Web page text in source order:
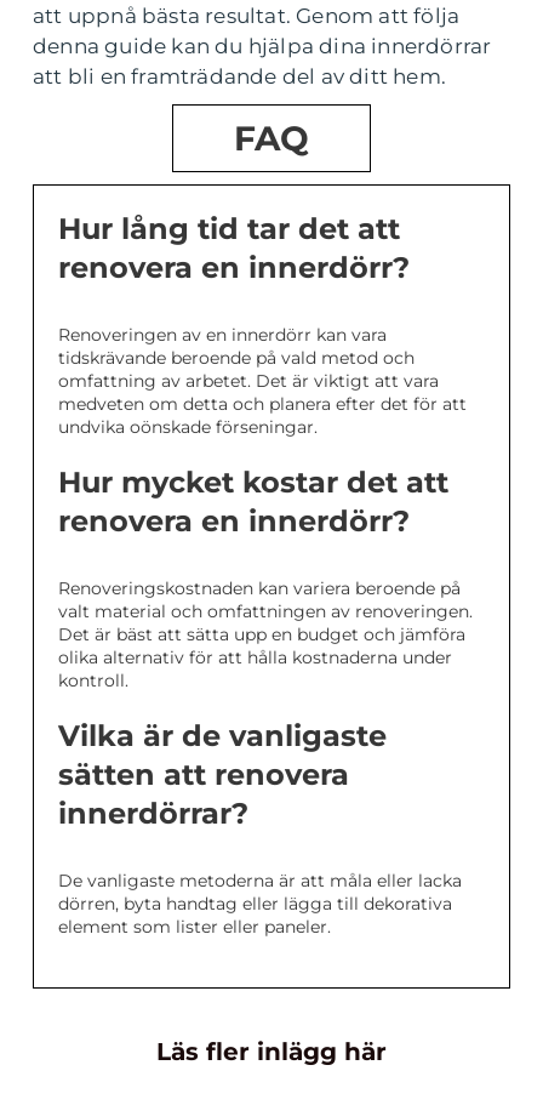
att uppnå bästa resultat. Genom att följa
denna guide kan du hjälpa dina innerdörrar
att bli en framträdande del av ditt hem.
FAQ
Hur lång tid tar det att
renovera en innerdörr?
Renoveringen av en innerdörr kan vara
tidskrävande beroende på vald metod och
omfattning av arbetet. Det är viktigt att vara
medveten om detta och planera efter det för att
undvika oönskade förseningar.
Hur mycket kostar det att
renovera en innerdörr?
Renoveringskostnaden kan variera beroende på
valt material och omfattningen av renoveringen.
Det är bäst att sätta upp en budget och jämföra
olika alternativ för att hålla kostnaderna under
kontroll.
Vilka är de vanligaste
sätten att renovera
innerdörrar?
De vanligaste metoderna är att måla eller lacka
dörren, byta handtag eller lägga till dekorativa
element som lister eller paneler.
Läs fler inlägg här